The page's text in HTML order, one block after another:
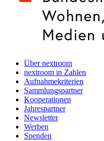
Über nextroom
nextroom in Zahlen
Aufnahmekriterien
Sammlungspartner
Kooperationen
Jahrespartner
Newsletter
Werben
Spenden